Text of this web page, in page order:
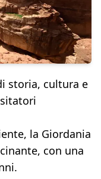
storia, cultura e
la Giordania
con una